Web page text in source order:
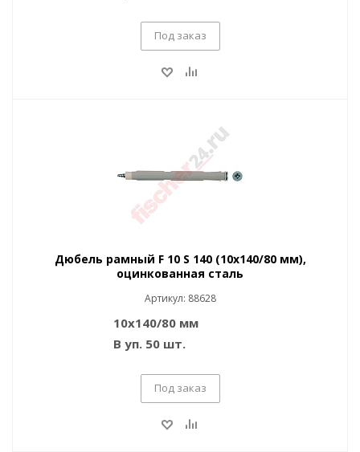
Под заказ
Дюбель рамный F 10 S 140 (10x140/80 мм),
оцинкованная сталь
Артикул: 88628
10x140/80 мм
В уп. 50 шт.
Под заказ